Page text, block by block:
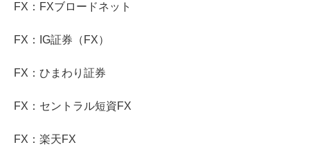
FX：FXブロードネット
FX：IG証券（FX）
FX：ひまわり証券
FX：セントラル短資FX
FX：楽天FX